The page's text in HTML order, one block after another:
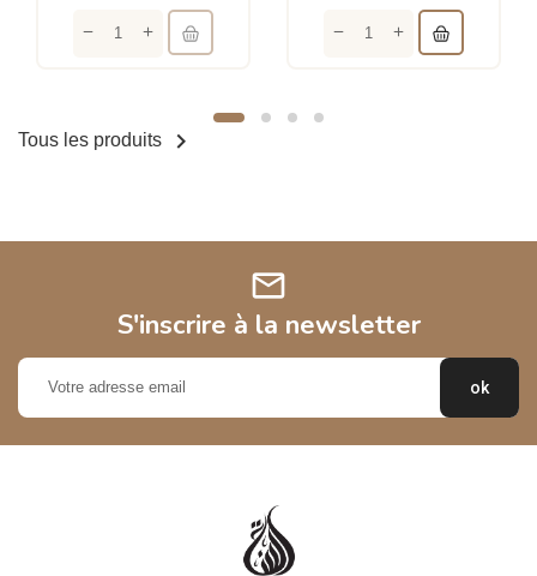
Tous les produits 
mail
S'inscrire à la newsletter